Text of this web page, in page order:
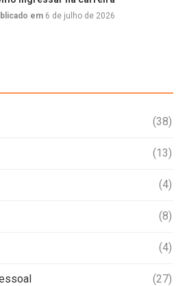
em 6 de julho de 2026
(38)
(13)
(4)
(8)
(4)
(27)